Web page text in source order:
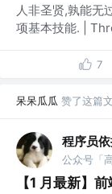
人非圣贤,孰能无
项基本技能. |
7
呆呆瓜瓜 赞了这篇
程序员
【1 月最新】